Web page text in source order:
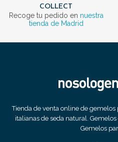
COLLECT
Recoge tu pedido en nuestra
tienda de Madrid
Tienda de venta online de gemelos
italianas de seda natural.
Gemelos